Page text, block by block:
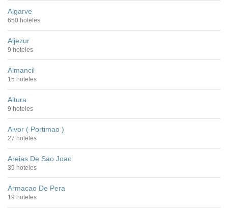
Algarve
650 hoteles
Aljezur
9 hoteles
Almancil
15 hoteles
Altura
9 hoteles
Alvor ( Portimao )
27 hoteles
Areias De Sao Joao
39 hoteles
Armacao De Pera
19 hoteles